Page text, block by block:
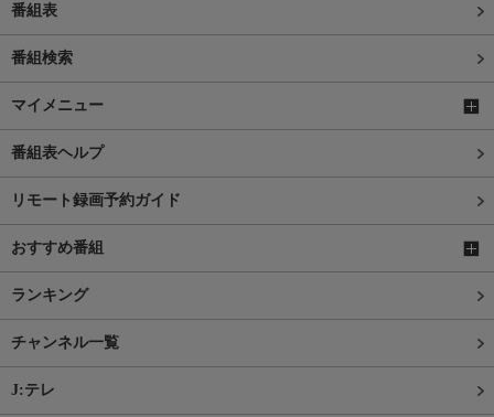
番組表
番組検索
マイメニュー
番組表ヘルプ
リモート録画予約ガイド
おすすめ番組
ランキング
チャンネル一覧
J:テレ